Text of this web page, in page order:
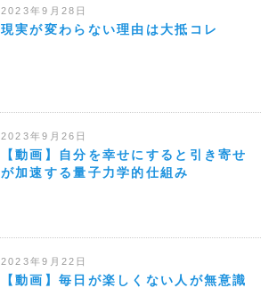
読みもの
2023年9月28日
現実が変わらない理由は大抵コレ
2023年9月26日
【動画】自分を幸せにすると引き寄せ
が加速する量子力学的仕組み
2023年9月22日
【動画】毎日が楽しくない人が無意識